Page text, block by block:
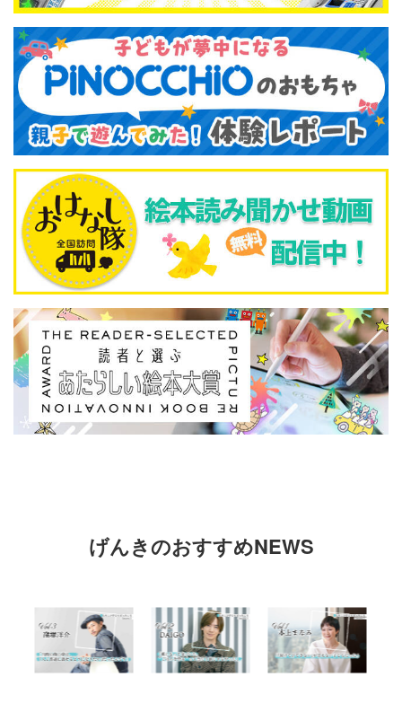
げんきのおすすめNEWS